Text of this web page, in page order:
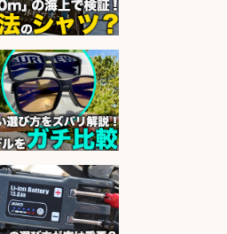
by 求人ボックス
実験/釣り具
カー/Excel
サービス
by 求人ボックス
スタッフ/豊洲
お客様に届け